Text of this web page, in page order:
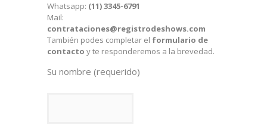
Whatsapp: (11) 3345-6791
Mail:
contrataciones@registrodeshows.com
También podes completar el formulario de
contacto y te responderemos a la brevedad.
Su nombre (requerido)